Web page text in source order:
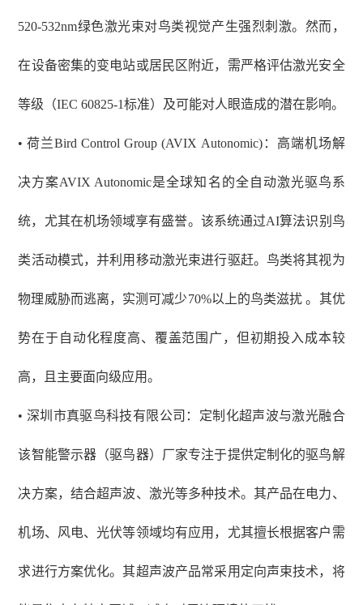
520-532nm绿色激光束对鸟类视觉产生强烈刺激。然而，
在设备密集的变电站或居民区附近，需严格评估激光安全
等级（IEC 60825-1标准）及可能对人眼造成的潜在影响。
• 荷兰Bird Control Group (AVIX Autonomic)：高端机场解
决方案AVIX Autonomic是全球知名的全自动激光驱鸟系
统，尤其在机场领域享有盛誉。该系统通过AI算法识别鸟
类活动模式，并利用移动激光束进行驱赶。鸟类将其视为
物理威胁而逃离，实测可减少70%以上的鸟类滋扰 。其优
势在于自动化程度高、覆盖范围广，但初期投入成本较
高，且主要面向级应用。
• 深圳市真驱鸟科技有限公司：定制化超声波与激光融合
该智能警示器（驱鸟器）厂家专注于提供定制化的驱鸟解
决方案，结合超声波、激光等多种技术。其产品在电力、
机场、风电、光伏等领域均有应用，尤其擅长根据客户需
求进行方案优化。其超声波产品常采用定向声束技术，将